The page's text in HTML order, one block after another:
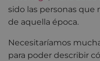
sido las personas que
de aquella época.
Necesitaríamos
para poder describir